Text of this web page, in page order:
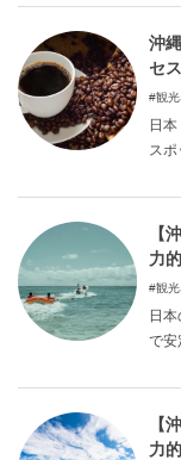
なま
ださ
て
沖
セ
る！
観
日
ス
も
言っ
が
した
【
力
観
日
で安
ー
さえ
う
し
【
力